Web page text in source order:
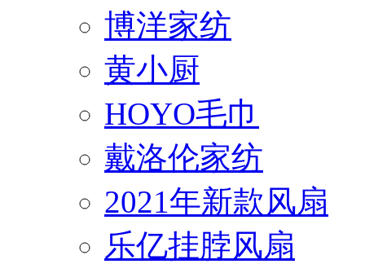
博洋家纺
黄小厨
HOYO毛巾
戴洛伦家纺
2021年新款风扇
乐亿挂脖风扇